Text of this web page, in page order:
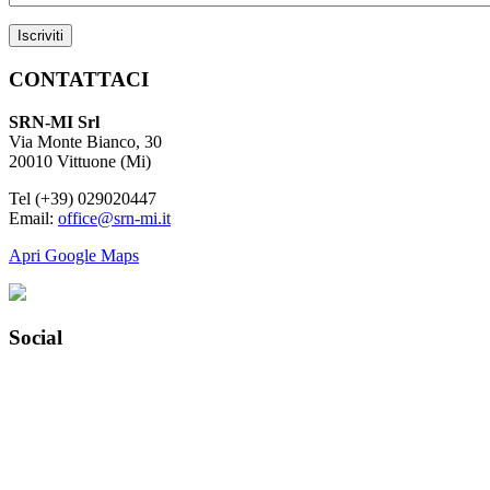
CONTATTACI
SRN-MI Srl
Via Monte Bianco, 30
20010 Vittuone (Mi)
Tel (+39) 029020447
Email: office@srn-mi.it
Apri Google Maps
Social